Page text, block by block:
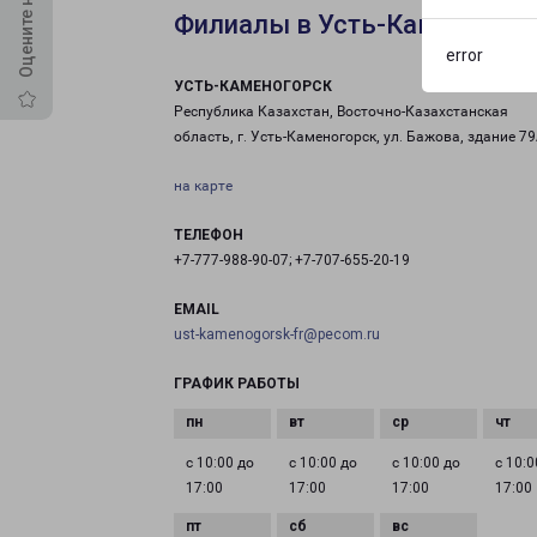
error
Филиалы в Усть-
УСТЬ-КАМЕНОГОРСК
Республика Казахстан, Восточно-Казахстанская
область, г. Усть-Каменогорск, ул. Бажова, здание
на карте
ТЕЛЕФОН
+7-777-988-90-07; +7-707-655-20-19
EMAIL
ust-kamenogorsk-fr@pecom.ru
ГРАФИК РАБОТЫ
с 10:00 до
17:00
с 10:00 до
17:00
с 10:00 до
17:00
с
17:00